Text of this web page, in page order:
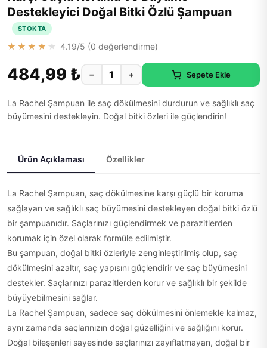
Destekleyici Doğal Bitki Özlü Şampuan
STOKTA
★★★★★ 4.19/5 (0 değerlendirme)
484,99 ₺ − + Sepete Ekle
La Rachel Şampuan ile saç dökülmesini durdurun ve sağlıklı saç
büyümesini destekleyin. Doğal bitki özleri ile güçlendirin!
Ürün Açıklaması Özellikler
La Rachel Şampuan, saç dökülmesine karşı güçlü bir koruma
sağlayan ve sağlıklı saç büyümesini destekleyen doğal bitki özlü
bir şampuanıdır. Saçlarınızı güçlendirmek ve parazitlerden
korumak için özel olarak formüle edilmiştir.
Bu şampuan, doğal bitki özleriyle zenginleştirilmiş olup, saç
dökülmesini azaltır, saç yapısını güçlendirir ve saç büyümesini
destekler. Saçlarınızı parazitlerden korur ve sağlıklı bir şekilde
büyüyebilmesini sağlar.
La Rachel Şampuan, sadece saç dökülmesini önlemekle kalmaz,
aynı zamanda saçlarınızın doğal güzelliğini ve sağlığını korur.
Doğal bileşenleri sayesinde saçlarınızı zayıflatmayan, doğal bir